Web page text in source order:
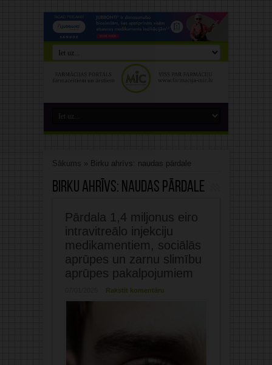
Sākums » Birku ahrīvs: naudas pārdale
Birku ahrīvs: naudas pārdale
Pārdala 1,4 miljonus eiro
intravitreālo injekciju
medikamentiem, sociālās
aprūpes un zarnu slimību
aprūpes pakalpojumiem
Rakstīt komentāru